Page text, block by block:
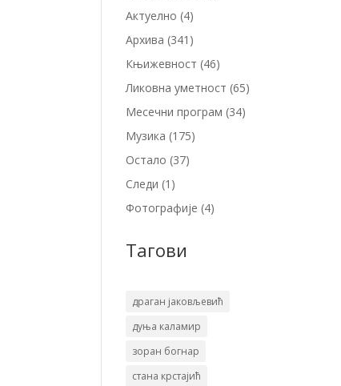
Актуелно (4)
Архива (341)
Књижевност (46)
Ликовна уметност (65)
Месечни програм (34)
Музика (175)
Остало (37)
Следи (1)
Фотографије (4)
Тагови
драган јаковљевић
дуња каламир
зоран богнар
стана крстајић